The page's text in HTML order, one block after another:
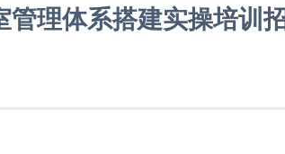
理体系搭建实操培训